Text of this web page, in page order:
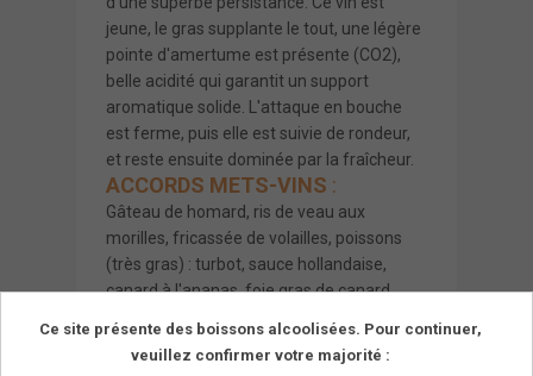
jeune, le gras supplante le tout, une légère
pointe d'amertume est présente (CO2),
belle acidité qui garantit un support
aromatique solide. L'attaque en bouche
est ferme, puis elle est suivie de rondeur,
et reste ensuite dominée par la fraîcheur.
ACCORDS METS-VINS :
Gâteau de homard, ris de veau aux
morilles, fricassée de volailles, poissons
(très gras) : turbot, sauce hollandaise,
canard à l'ananas, foie gras de canard
Ce site présente des boissons alcoolisées. Pour continuer,
veuillez confirmer votre majorité :